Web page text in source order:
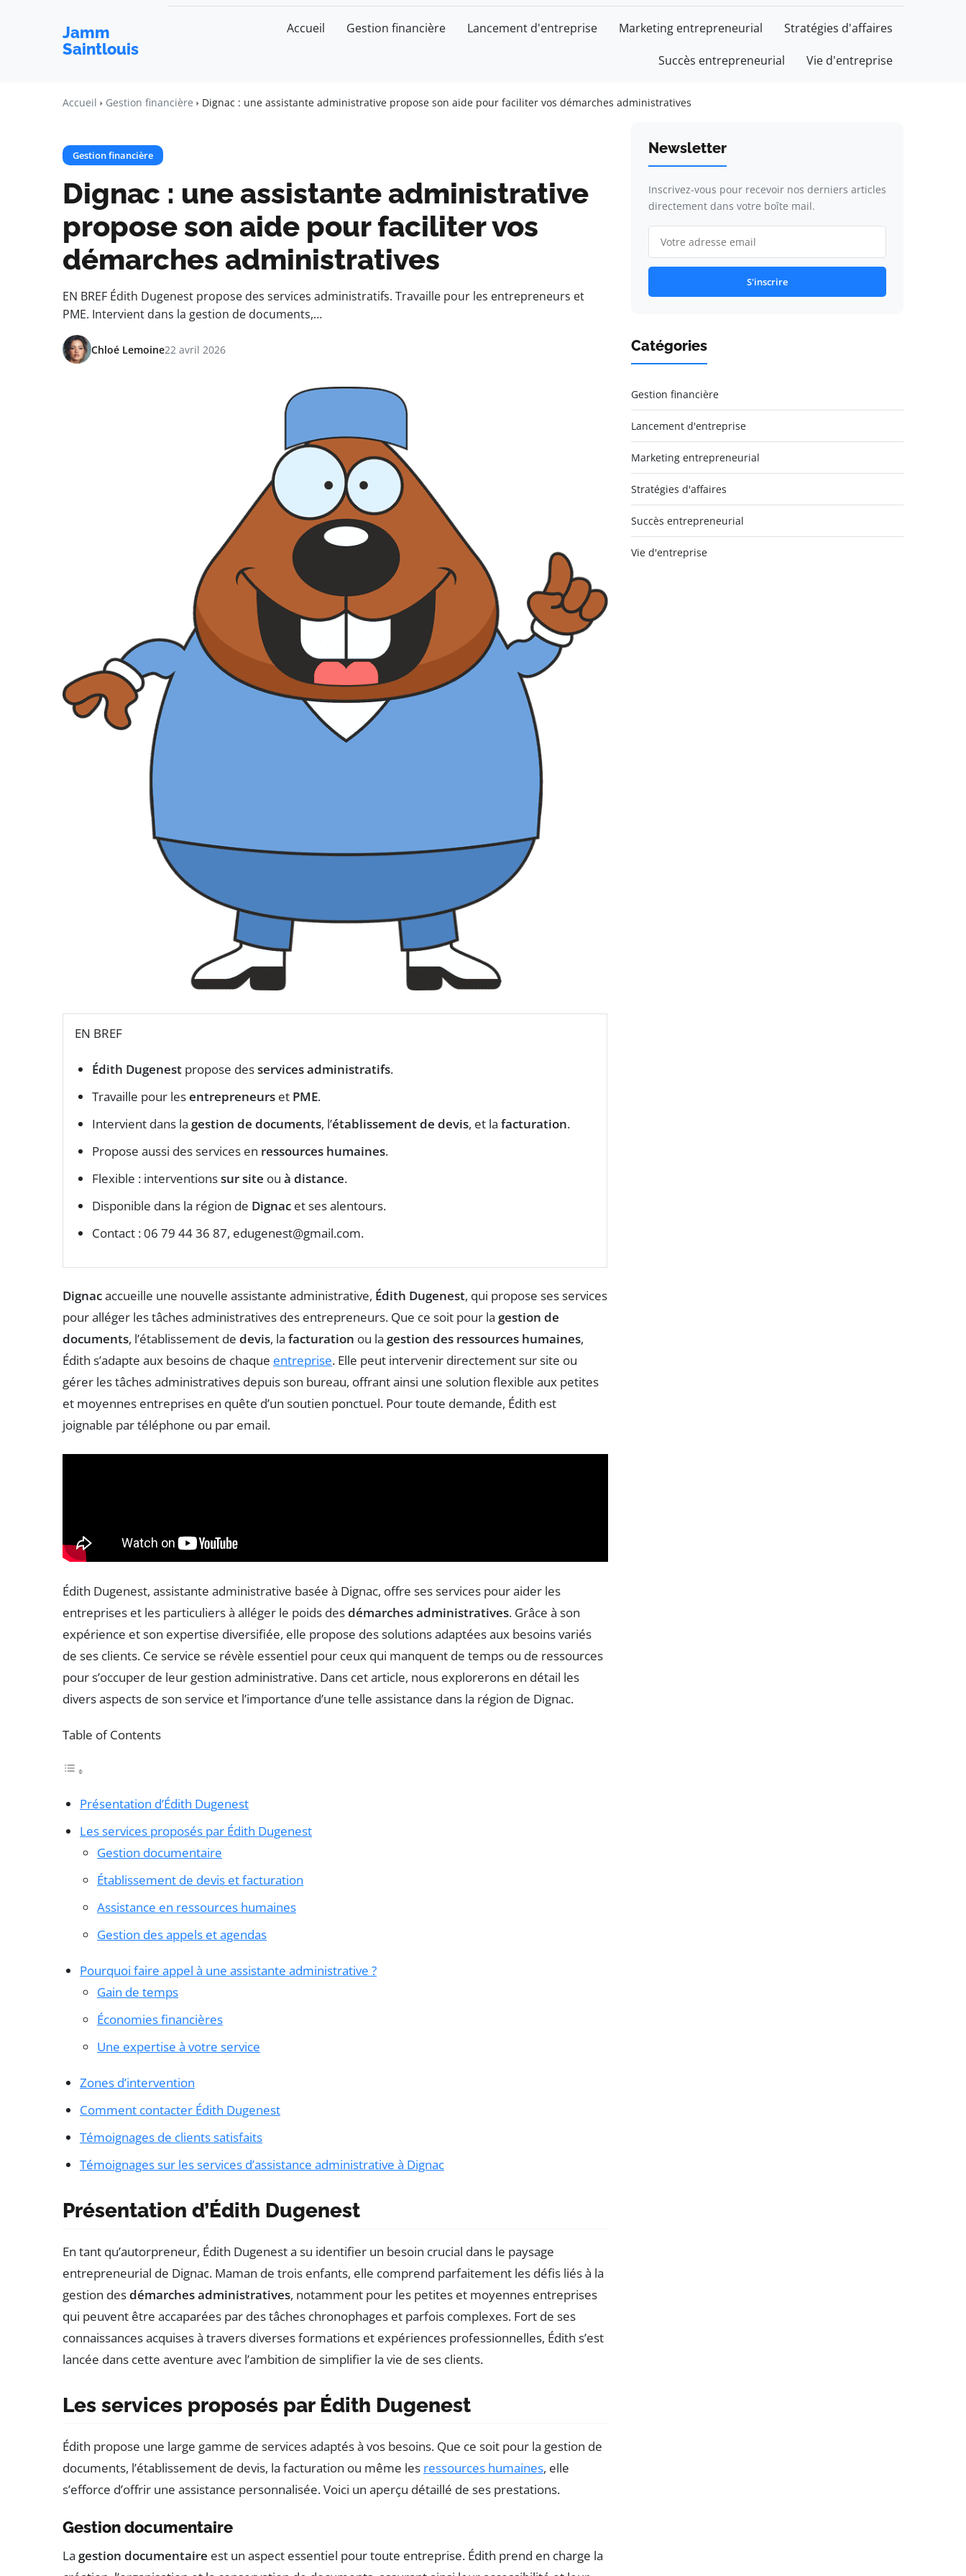
Jamm
Saintlouis
Accueil Gestion financière Lancement d'entreprise Marketing entrepreneurial Stratégies d'affaires
Succès entrepreneurial Vie d'entreprise
Accueil Gestion financière Dignac : une assistante administrative propose son aide pour faciliter vos démarches administratives
Gestion financière
Dignac : une assistante administrative
propose son aide pour faciliter vos
démarches administratives
EN BREF Édith Dugenest propose des services administratifs. Travaille pour les entrepreneurs et
PME. Intervient dans la gestion de documents,…
Chloé Lemoine22 avril 2026
EN BREF
Édith Dugenest propose desservices administratifs.
Travaille pour lesentrepreneurs et PME.
Intervient dans la gestion de documents, l’établissement de devis, et la facturation.
Propose aussi des services en ressources humaines.
Flexible : interventionssur site ou à distance.
Disponible dans la région de Dignac et ses alentours.
Contact : 06 79 44 36 87, edugenest@gmail.com.
Dignacaccueille une nouvelle assistante administrative, Édith Dugenest, qui propose ses services
pour alléger les tâches administratives des entrepreneurs. Que ce soit pour la gestion de
documents, l’établissement de devis, la facturation ou la gestion des ressources humaines,
Édith s’adapte aux besoins de chaque entreprise. Elle peut intervenir directement sur site ou
gérer les tâches administratives depuis son bureau, offrant ainsi une solution flexible aux petites
et moyennes entreprises en quête d’un soutien ponctuel. Pour toute demande, Édith est
joignable par téléphone ou par email.
Édith Dugenest, assistante administrative basée à Dignac, offre ses services pour aider les
entreprises et les particuliers à alléger le poids desdémarches administratives. Grâce à son
expérience et son expertise diversifiée, elle propose des solutions adaptées aux besoins variés
de ses clients. Ce service se révèle essentiel pour ceux qui manquent de temps ou de ressources
pour s’occuper de leur gestion administrative. Dans cet article, nous explorerons en détail les
divers aspects de son service et l’importance d’une telle assistance dans la région de Dignac.
Table of Contents
Présentation d’Édith Dugenest
Les services proposés par Édith Dugenest
Gestion documentaire
Établissement de devis et facturation
Assistance en ressources humaines
Gestion des appels et agendas
Pourquoi faire appel à une assistante administrative ?
Gain de temps
Économies financières
Une expertise à votre service
Zones d’intervention
Comment contacter Édith Dugenest
Témoignages de clients satisfaits
Témoignages sur les services d’assistance administrative à Dignac
Présentation d’Édith Dugenest
En tant qu’autorpreneur, Édith Dugenest a su identifier un besoin crucial dans le paysage
entrepreneurial de Dignac. Maman de trois enfants, elle comprend parfaitement les défis liés à la
gestion desdémarches administratives, notamment pour les petites et moyennes entreprises
qui peuvent être accaparées par des tâches chronophages et parfois complexes. Fort de ses
connaissances acquises à travers diverses formations et expériences professionnelles, Édith s’est
lancée dans cette aventure avec l’ambition de simplifier la vie de ses clients.
Les services proposés par Édith Dugenest
Édith propose une large gamme de services adaptés à vos besoins. Que ce soit pour la gestion de
documents, l’établissement de devis, la facturation ou même les ressources humaines, elle
s’efforce d’offrir une assistance personnalisée. Voici un aperçu détaillé de ses prestations.
Gestion documentaire
La gestion documentaire est un aspect essentiel pour toute entreprise. Édith prend en charge la
Newsletter
Inscrivez-vous pour recevoir nos derniers articles
directement dans votre boîte mail.
S'inscrire
Catégories
Gestion financière
Lancement d'entreprise
Marketing entrepreneurial
Stratégies d'affaires
Succès entrepreneurial
Vie d'entreprise